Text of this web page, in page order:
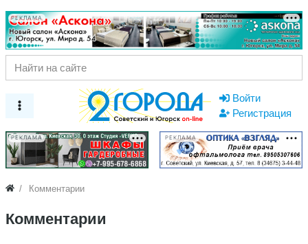
РЕКЛАМА
Войти
Регистрация
РЕКЛАМА РЕКЛАМА
Комментарии
Комментарии